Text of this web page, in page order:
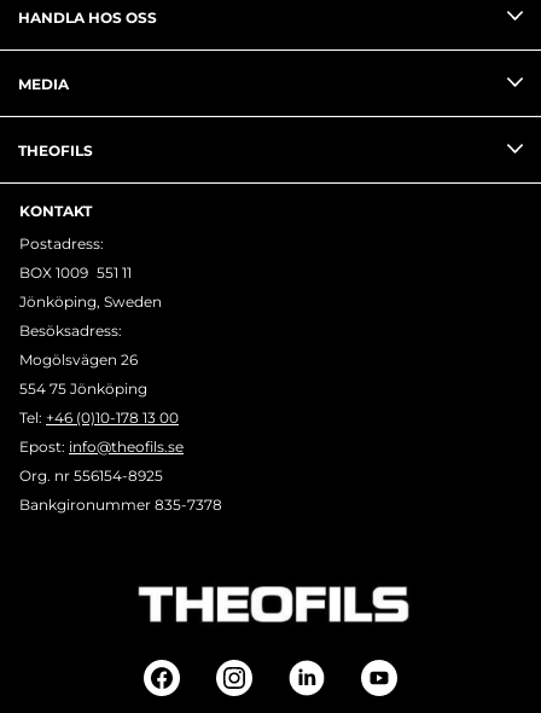
HANDLA HOS OSS
MEDIA
THEOFILS
KONTAKT
Postadress:
BOX 1009 551 11
Jönköping, Sweden
Besöksadress:
Mogölsvägen 26
554 75 Jönköping
Tel: +46 (0)10-178 13 00
Epost: info@theofils.se
Org. nr 556154-8925
Bankgironummer 835-7378